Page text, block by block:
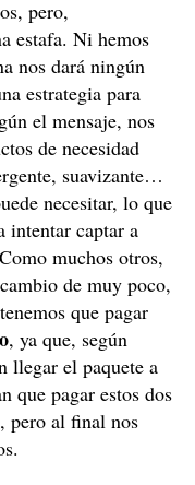
pero,
estafa. Ni hemos
nos dará ningún
estrategia para
el mensaje, nos
de necesidad
suavizante…
necesitar, lo que
intentar captar a
muchos otros,
de muy poco,
que pagar
, ya que, según
llegar el paquete a
que pagar estos dos
pero al final nos